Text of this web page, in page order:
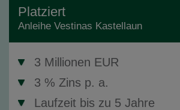
Platziert
Anleihe Vestinas Kastellaun
3 Millionen EUR
3 % Zins p. a.
Laufzeit bis zu 5 Jahre